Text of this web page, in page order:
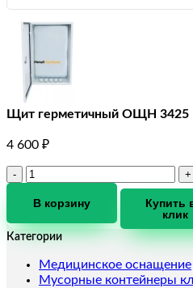
Щит герметичный ОЩН 3425
4 600 ₽
Количество
Щит
ОЩН
В корзину
Купить
клик
Категории
Медицинское оснащение
Мусорные контейнеры